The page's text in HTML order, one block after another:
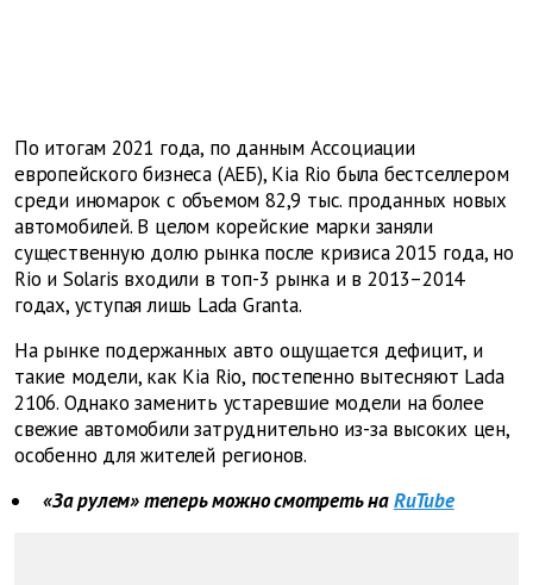
По итогам 2021 года, по данным Ассоциации
европейского бизнеса (АЕБ), Kia Rio была бестселлером
среди иномарок с объемом 82,9 тыс. проданных новых
автомобилей. В целом корейские марки заняли
существенную долю рынка после кризиса 2015 года, но
Rio и Solaris входили в топ-3 рынка и в 2013–2014
годах, уступая лишь Lada Granta.
На рынке подержанных авто ощущается дефицит, и
такие модели, как Kia Rio, постепенно вытесняют Lada
2106. Однако заменить устаревшие модели на более
свежие автомобили затруднительно из-за высоких цен,
особенно для жителей регионов.
«За рулем» теперь можно смотреть наRuTube